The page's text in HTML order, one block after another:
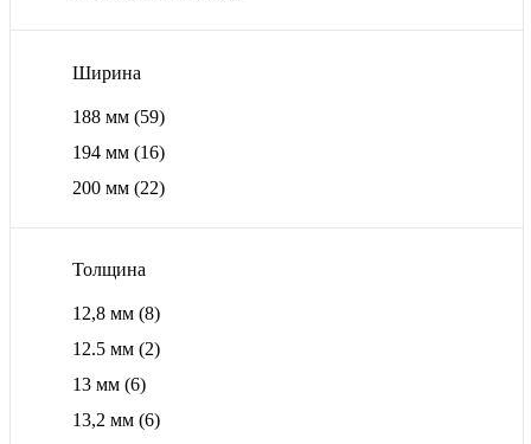
Ширина
188 мм (59)
194 мм (16)
200 мм (22)
Толщина
12,8 мм (8)
12.5 мм (2)
13 мм (6)
13,2 мм (6)